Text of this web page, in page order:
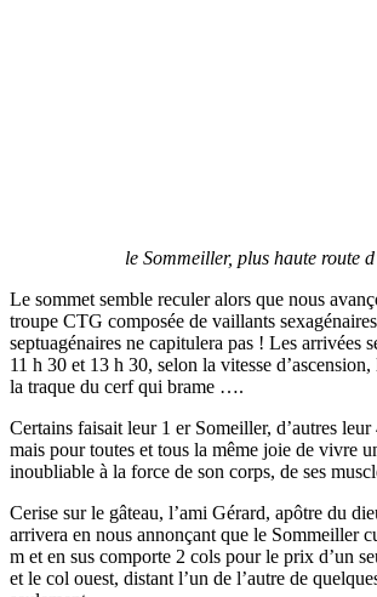
le Sommeiller, plus haute route
Le sommet semble reculer alors que nous
troupe CTG composée de vaillants
septuagénaires ne capitulera pas ! Les arrivées
11 h 30 et 13 h 30, selon la vitesse
la traque du cerf qui brame ….
Certains faisait leur 1 er Someiller, d’autres leur
mais pour toutes et tous la même joie de vivre
inoubliable à la force de son corps, de ses
Cerise sur le gâteau, l’ami Gérard, apôtre du
arrivera en nous annonçant que le Sommeiller
m et en sus comporte 2 cols pour le prix d’un
et le col ouest, distant l’un de l’autre de